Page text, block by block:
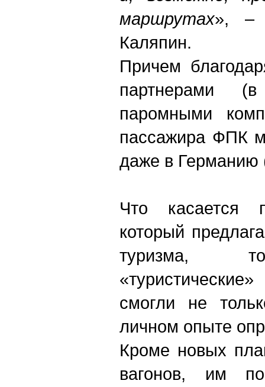
маршрутах», –
Каляпин.
Причем
партнерами
паромными
пассажира ФПК
даже в
Что касается
который
туризма,
смогли не
личном опыте
Кроме новых
вагонов, им